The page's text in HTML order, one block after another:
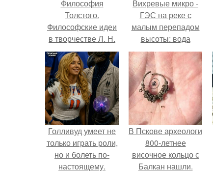
Философия
Толстого.
Философские идеи
в творчестве Л. Н.
Толстого.
Вихревые микро -
ГЭС на реке с
малым перепадом
высоты: вода
закручивается в
бетонной камере и
вращает
вертикальную
турбину.
Голливуд умеет не
только играть роли,
но и болеть по-
настоящему.
В Пскове археологи
800-летнее
височное кольцо с
Балкан нашли.